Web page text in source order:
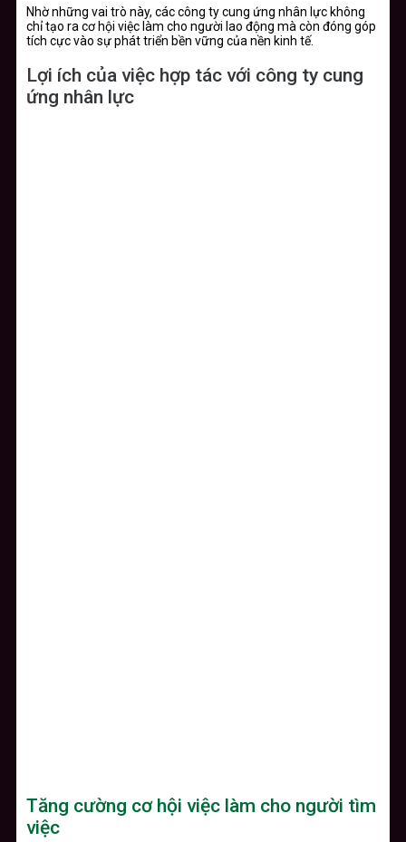
Nhờ những vai trò này, các công ty cung ứng nhân lực không
chỉ tạo ra cơ hội việc làm cho người lao động mà còn đóng góp
tích cực vào sự phát triển bền vững của nền kinh tế.
Lợi ích của việc hợp tác với công ty cung
ứng nhân lực
Tăng cường cơ hội việc làm cho người tìm
việc